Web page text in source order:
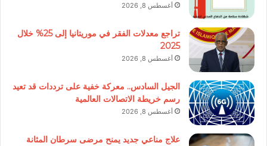
أغسطس 8, 2026
تراجع معدلات الفقر في موريتانيا إلى 25% خلال
2025
أغسطس 8, 2026
الجيل السادس.. معركة خفية على ترددات قد تعيد
رسم خريطة الاتصالات العالمية
أغسطس 8, 2026
علاج مناعي جديد يمنح مرضى سرطان المثانة